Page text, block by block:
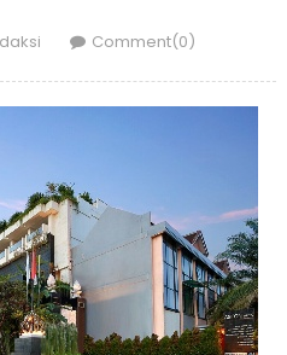
Comment(0)